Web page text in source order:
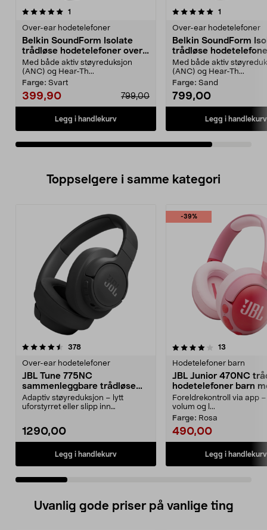
1
Over-ear hodetelefoner
Belkin SoundForm Isolate
trådløse hodetelefoner over
ear
Med både aktiv støyreduksjon
(ANC) og Hear-Th...
Farge: Svart
799,00
399,90
Legg i handlekurv
5.0av 5 stjerner 1
Over-ear hodetelefoner
Belkin SoundForm
trådløse
ear
Med både aktiv
(ANC) og Hear-Th...
Farge: Sand
799,00
Legg i handlekurv
Toppselgere i samme kategori
378anmeldelser
Over-ear hodetelefoner
JBL Tune 775NC
sammenleggbare trådløse
over ear-hodetelefoner,
svarte
Adaptiv støyreduksjon – lytt
uforstyrret eller slipp inn
1290,00
Legg i handlekurv
-39%
4.0 av 5 stjerner 13
Hodetelefoner barn
JBL Junior 470NC
hodetelefoner barn
Foreldrekontroll via app
volum og l...
Farge: Rosa
490,00
Legg i handlekurv
4.0 av 5 stjerner
Uvanlig gode priser på vanlige ting